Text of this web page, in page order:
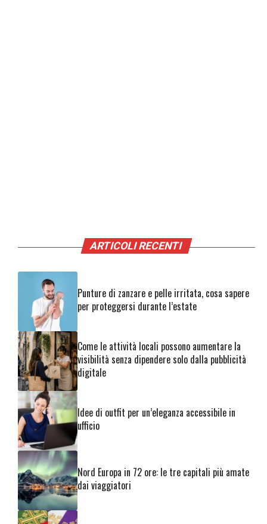
ARTICOLI RECENTI
Punture di zanzare e pelle irritata, cosa sapere
per proteggersi durante l’estate
Come le attività locali possono aumentare la
visibilità senza dipendere solo dalla pubblicità
digitale
Idee di outfit per un’eleganza accessibile in
ufficio
Nord Europa in 72 ore: le tre capitali più amate
dai viaggiatori